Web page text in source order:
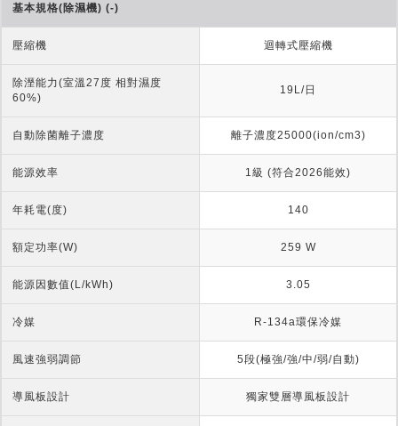
基本規格(除濕機) (-)
壓縮機 迴轉式壓縮機
除溼能力(室溫27度 相對濕度
60%)
19L/日
自動除菌離子濃度 離子濃度25000(ion/cm3)
能源效率 1級 (符合2026能效)
年耗電(度) 140
額定功率(W) 259 W
能源因數值(L/kWh) 3.05
冷媒 R-134a環保冷媒
風速強弱調節 5段(極強/強/中/弱/自動)
導風板設計 獨家雙層導風板設計